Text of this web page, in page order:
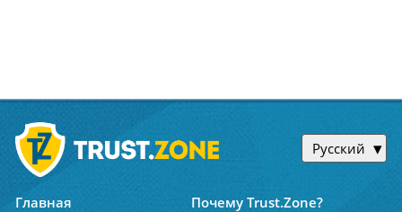
Русский
Главная
Почему Trust.Zone?